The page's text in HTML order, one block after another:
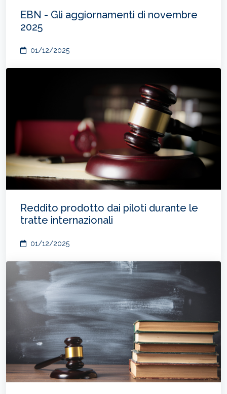
EBN - Gli aggiornamenti di novembre
2025
01/12/2025
Reddito prodotto dai piloti durante le
tratte internazionali
01/12/2025